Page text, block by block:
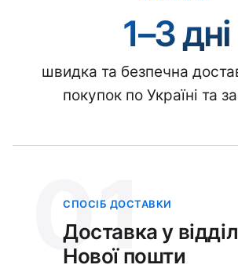
1–3 дні
швидка та безпечна
покупок по Україні та
01
СПОСІБ ДОСТАВКИ
Доставка у
Нової пошти